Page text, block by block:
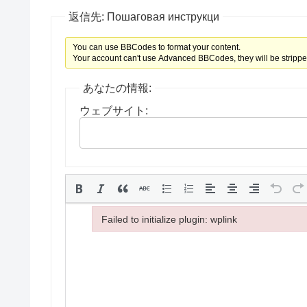
返信先: Пошаговая инструкци
You can use BBCodes to format your content.
Your account can't use Advanced BBCodes, they will be
あなたの情報:
ウェブサイト:
Failed to initialize plugin: wplink
Failed to initialize plugin: wplink